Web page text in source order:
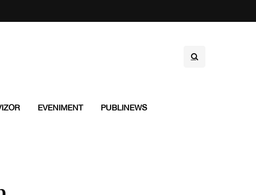
EVENIMENT PUBLINEWS